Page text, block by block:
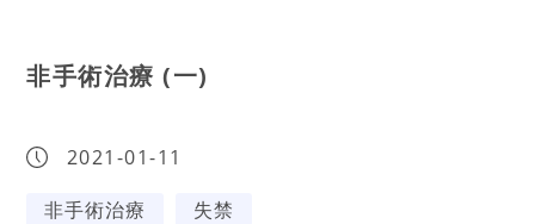
非手術治療 (一)
2021-01-11
非手術治療
失禁